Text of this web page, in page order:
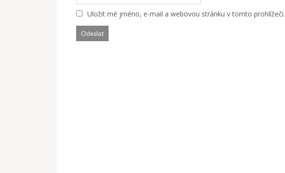
Uložit mé jméno, e-mail a webovou stránku v tomto prohlížeči.